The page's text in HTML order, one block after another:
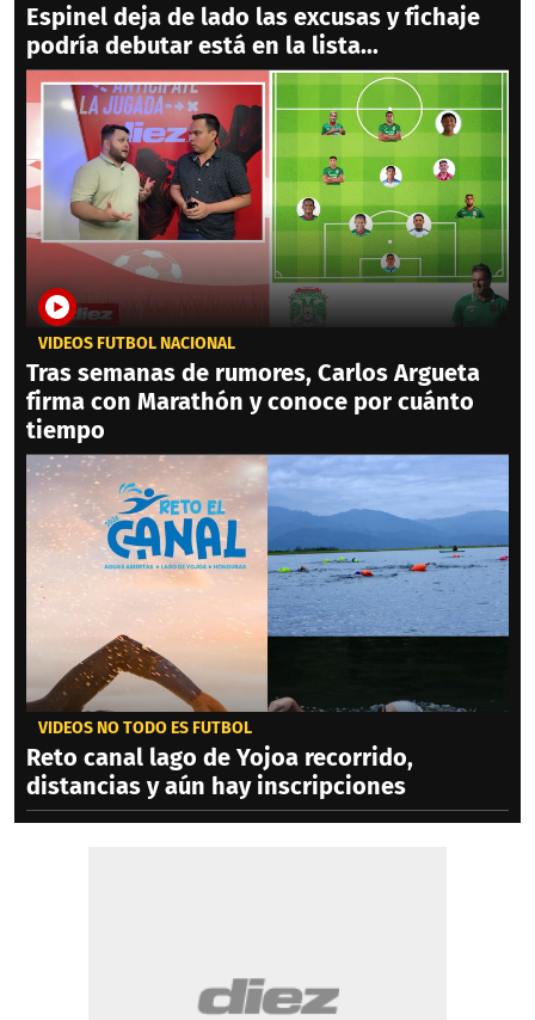
Espinel deja de lado las excusas y fichaje
podría debutar está en la lista...
VIDEOS FÚTBOL NACIONAL
Tras semanas de rumores, Carlos Argueta
firma con Marathón y conoce por cuánto
tiempo
VIDEOS NO TODO ES FÚTBOL
Reto canal lago de Yojoa recorrido,
distancias y aún hay inscripciones